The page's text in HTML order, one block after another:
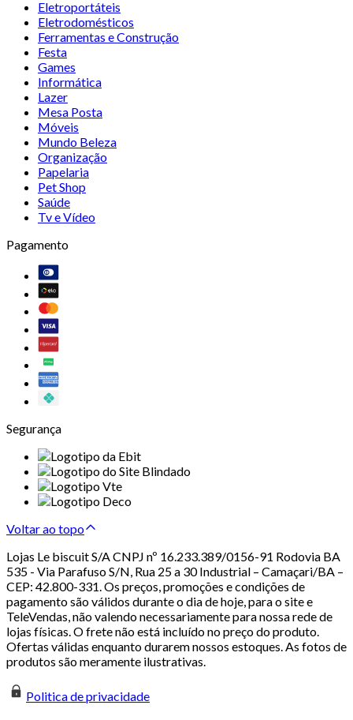
Eletroportáteis
Eletrodomésticos
Ferramentas e Construção
Festa
Games
Informática
Lazer
Mesa Posta
Móveis
Mundo Beleza
Organização
Papelaria
Pet Shop
Saúde
Tv e Vídeo
Pagamento
Segurança
Voltar ao topo
Lojas Le biscuit S/A CNPJ nº 16.233.389/0156-91 Rodovia BA
535 - Via Parafuso S/N, Rua 25 a 30 Industrial – Camaçari/BA –
CEP: 42.800-331. Os preços, promoções e condições de
pagamento são válidos durante o dia de hoje, para o site e
TeleVendas, não valendo necessariamente para nossa rede de
lojas físicas. O frete não está incluído no preço do produto.
Ofertas válidas enquanto durarem nossos estoques. As fotos de
produtos são meramente ilustrativas.
Politica de privacidade